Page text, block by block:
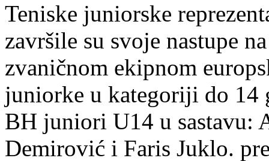
Teniske juniorske
završile su svoje nastupe
zvaničnom ekipnom
juniorke u kategoriji do 14
BH juniori U14 u sastavu:
Demirović i Faris Juklo.